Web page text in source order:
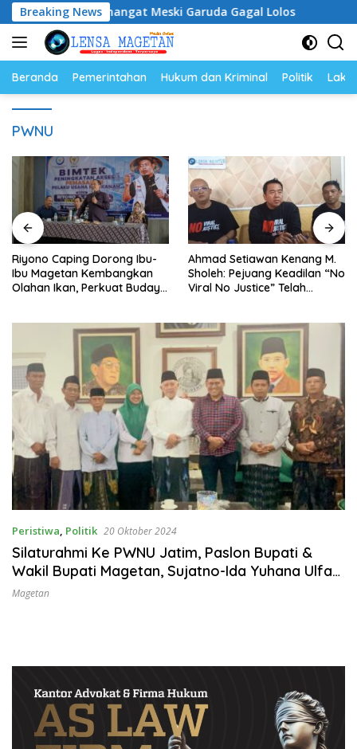
Langsung
ke
konten
Breaking News
Semangat Meski Garuda Gagal Lolos
Beranda Pemerintahan Hukum dan Kriminal Politik
PWNU
Riyono Caping Dorong Ibu-
Ibu Magetan Kembangkan
Olahan Ikan, Perkuat Budaya
Ahmad Setiawan Kenang M.
Sholeh: Pejuang Keadilan “No
Viral No Justice” Telah
Peristiwa, Politik 20 Oktober 2024
Silaturahmi Ke PWNU Jatim, Paslon Bupati &
Wakil Bupati Magetan, Sujatno-Ida Yuhana Ulfa
Mendapatkan Restu
Magetan